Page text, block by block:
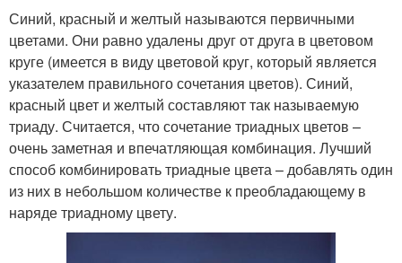
Синий, красный и желтый называются первичными
цветами. Они равно удалены друг от друга в цветовом
круге (имеется в виду цветовой круг, который является
указателем правильного сочетания цветов). Синий,
красный цвет и желтый составляют так называемую
триаду. Считается, что сочетание триадных цветов –
очень заметная и впечатляющая комбинация. Лучший
способ комбинировать триадные цвета – добавлять один
из них в небольшом количестве к преобладающему в
наряде триадному цвету.